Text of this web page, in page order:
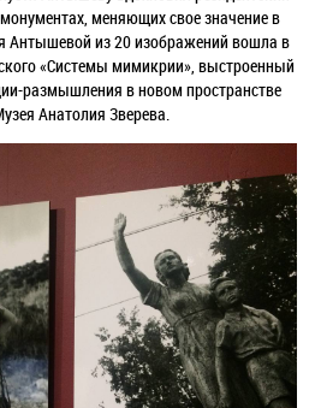
меняющих свое значение в
Антышевой из 20 изображений вошла в
«Системы мимикрии», выстроенный
размышления в новом пространстве
Анатолия Зверева.